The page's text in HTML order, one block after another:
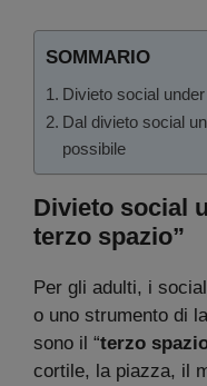
SOMMARIO
Divieto social
Dal divieto social
possibile
Divieto social
terzo spazio”
Per gli adulti, i
o uno strumento di
sono il “terzo
cortile, la piazza, il